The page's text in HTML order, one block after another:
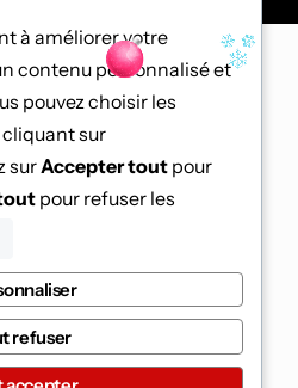
à améliorer votre
contenu personnalisé et
pouvez choisir les
sur
sur Accepter tout pour
pour refuser les
refuser
vous trouvez dans le pays
à jour nos prix à Franc CFA
processus d'achat.